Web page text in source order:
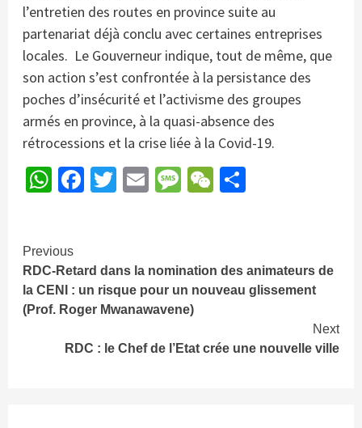
l’entretien des routes en province suite au
partenariat déjà conclu avec certaines entreprises
locales. Le Gouverneur indique, tout de même, que
son action s’est confrontée à la persistance des
poches d’insécurité et l’activisme des groupes
armés en province, à la quasi-absence des
rétrocessions et la crise liée à la Covid-19.
WhatsApp
Facebook
Twitter
EmailMessage
WeChat
Continue
Reading
Previous
RDC-Retard dans la nomination des animateurs de
la CENI : un risque pour un nouveau glissement
(Prof. Roger Mwanawavene)
Next
RDC : le Chef de l’Etat crée une nouvelle ville